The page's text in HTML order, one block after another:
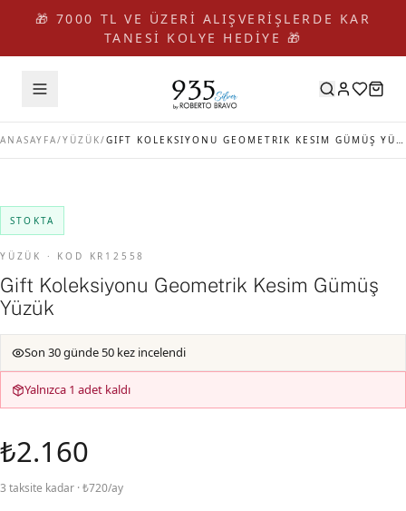
🎁 7000 TL VE ÜZERİ ALIŞVERİŞLERDE KAR
TANESİ KOLYE HEDİYE 🎁
ANASAYFA/YÜZÜK/ GIFT KOLEKSIYONU GEOMETRIK KESIM GÜMÜŞ YÜZÜK
STOKTA
YÜZÜK · KOD KR12558
Gift Koleksiyonu Geometrik Kesim Gümüş
Yüzük
Son 30 günde 50 kez incelendi
Yalnızca 1 adet kaldı
₺2.160
3 taksite kadar · ₺720/ay